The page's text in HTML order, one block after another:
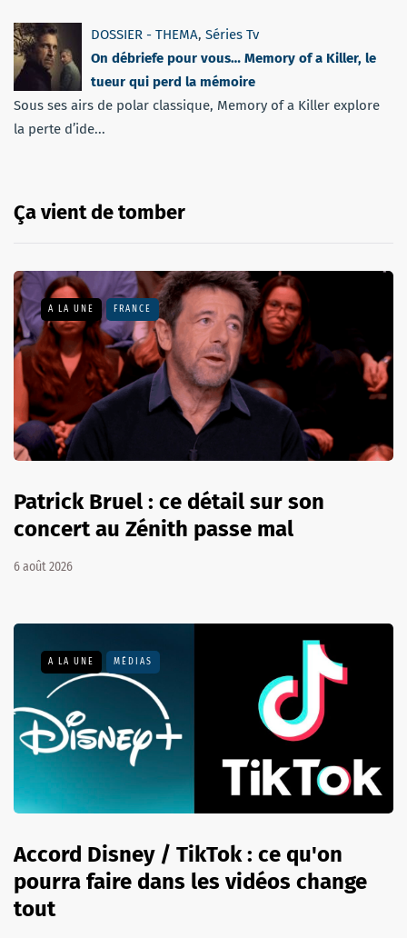
DOSSIER - THEMA, Séries Tv
On débriefe pour vous… Memory of a Killer, le
tueur qui perd la mémoire
Sous ses airs de polar classique, Memory of a Killer explore
la perte d’ide...
Ça vient de tomber
A LA UNE FRANCE
Patrick Bruel : ce détail sur son
concert au Zénith passe mal
6 août 2026
A LA UNE MÉDIAS
Accord Disney / TikTok : ce qu'on
pourra faire dans les vidéos change
tout